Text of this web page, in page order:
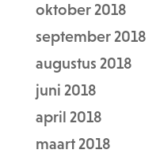
oktober 2018
september 2018
augustus 2018
juni 2018
april 2018
maart 2018